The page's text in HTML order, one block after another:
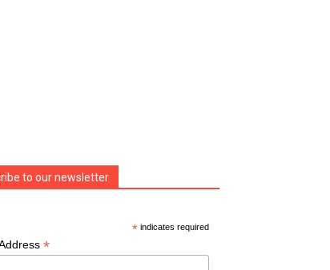
to our newsletter
* indicates required
*